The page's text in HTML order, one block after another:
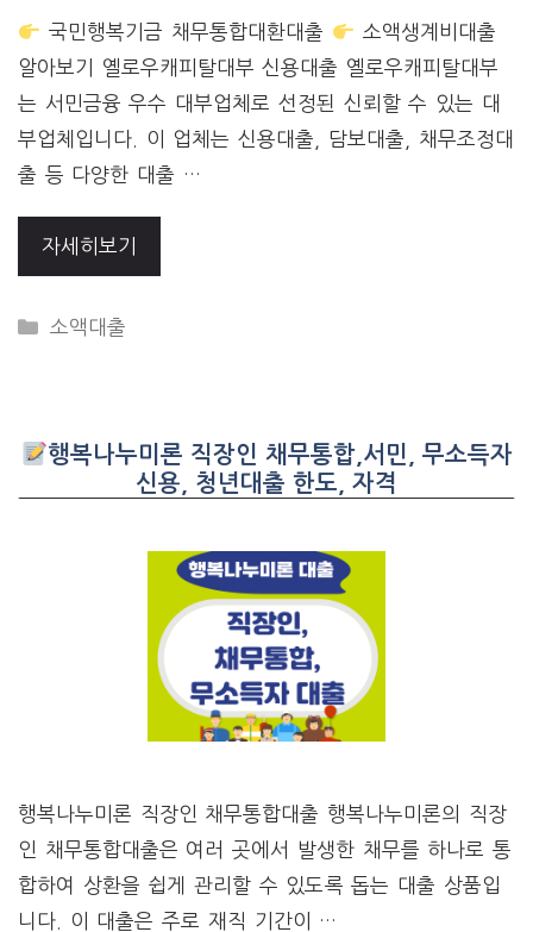
국민행복기금 채무통합대환대출
소액생계비대출
알아보기 옐로우캐피탈대부 신용대출 옐로우캐피탈대부
는 서민금융 우수 대부업체로 선정된 신뢰할 수 있는 대
부업체입니다. 이 업체는 신용대출, 담보대출, 채무조정대
출 등 다양한 대출 …
자세히보기
CATEGORIES
소액대출
행복나누미론 직장인 채무통합,서민, 무소득자
신용, 청년대출 한도, 자격
행복나누미론 직장인 채무통합대출 행복나누미론의 직장
인 채무통합대출은 여러 곳에서 발생한 채무를 하나로 통
합하여 상환을 쉽게 관리할 수 있도록 돕는 대출 상품입
니다. 이 대출은 주로 재직 기간이 …